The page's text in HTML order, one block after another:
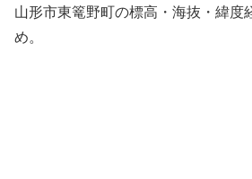
山形市東篭野町の標高・海抜・緯度
め。